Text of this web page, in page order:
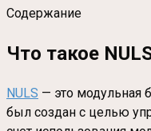
Содержание
Что такое
NULS — это модульная
был создан с целью